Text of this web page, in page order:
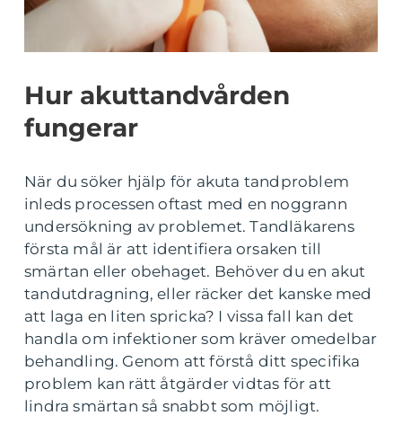
Hur akuttandvården
fungerar
När du söker hjälp för akuta tandproblem
inleds processen oftast med en noggrann
undersökning av problemet. Tandläkarens
första mål är att identifiera orsaken till
smärtan eller obehaget. Behöver du en akut
tandutdragning, eller räcker det kanske med
att laga en liten spricka? I vissa fall kan det
handla om infektioner som kräver omedelbar
behandling. Genom att förstå ditt specifika
problem kan rätt åtgärder vidtas för att
lindra smärtan så snabbt som möjligt.